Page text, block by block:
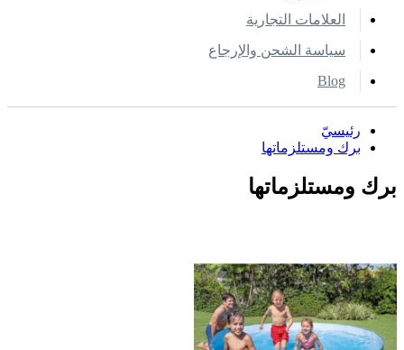
العلامات التجارية
سياسة الشحن والإرجاع
Blog
رئيسيّ
برك ومستلزماتها
برك ومستلزماتها